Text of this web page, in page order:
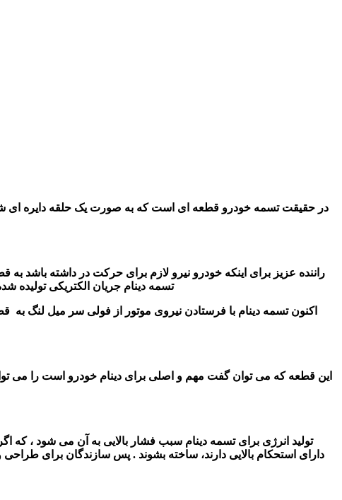
در حقیقت تسمه خودرو قطعه ای است که به صورت یک حلقه‌ دایره ای
راننده عزیز برای اینکه خودرو نیرو لازم برای حرکت در داشته باشد به
تسمه دینام جریان الکتریکی تولیده
اکنون تسمه دینام با فرستادن نیروی موتور از فولی سر میل لنگ به
این قطعه که می توان گفت مهم و اصلی برای دینام خودرو است را می
تولید انرژی برای تسمه دینام سبب فشار بالایی به آن می شود ، که
دارای استحکام بالایی دارند، ساخته بشوند . پس سازندگان برای طراحی و